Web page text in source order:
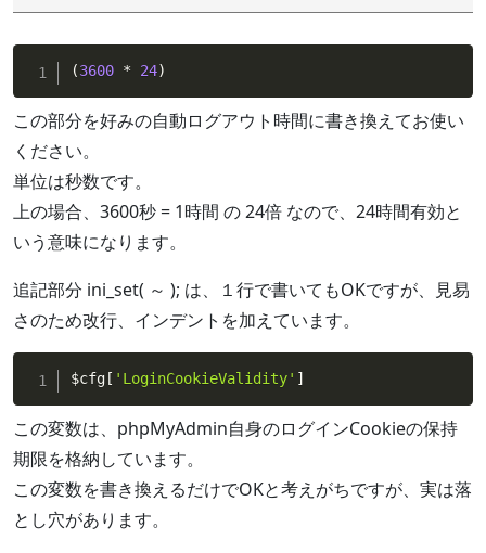
(3600 * 24)
この部分を好みの自動ログアウト時間に書き換えてお使い
ください。
単位は秒数です。
上の場合、3600秒 = 1時間 の 24倍 なので、24時間有効と
いう意味になります。
追記部分 ini_set( ～ ); は、１行で書いてもOKですが、見易
さのため改行、インデントを加えています。
$cfg [ 'LoginCookieValidity' ]
この変数は、phpMyAdmin自身のログインCookieの保持
期限を格納しています。
この変数を書き換えるだけでOKと考えがちですが、実は落
とし穴があります。